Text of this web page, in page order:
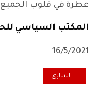
عطرة في قلوب
المكتب السياسي
16/5/2021
المقال السابق: المكتب
السابق